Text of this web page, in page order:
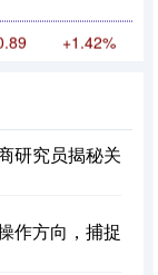
研究员揭秘关
作方向，捕捉